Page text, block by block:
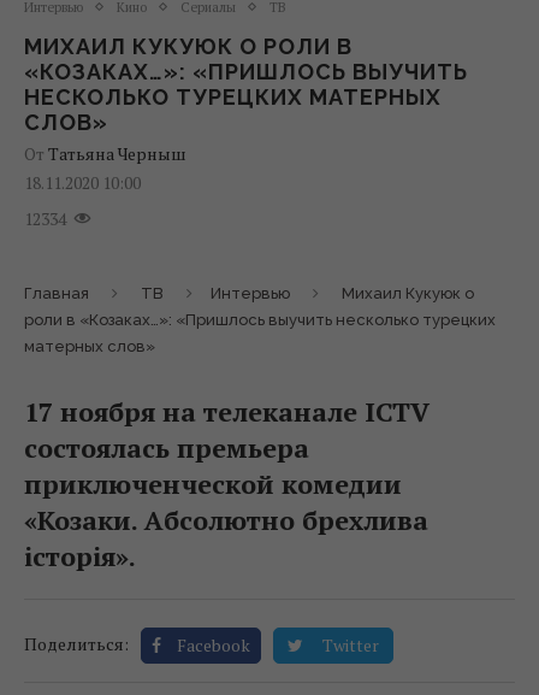
Интервью Кино Сериалы ТВ
МИХАИЛ КУКУЮК О РОЛИ В
«КОЗАКАХ…»: «ПРИШЛОСЬ ВЫУЧИТЬ
НЕСКОЛЬКО ТУРЕЦКИХ МАТЕРНЫХ
СЛОВ»
От Татьяна Черныш
18.11.2020 10:00
12334
Главная ТВ Интервью
Михаил Кукуюк о
роли в «Козаках…»: «Пришлось выучить несколько турецких
матерных слов»
17 ноября на телеканале ICTV
состоялась премьера
приключенческой комедии
«Козаки. Абсолютно брехлива
історія».
Поделиться: Facebook Twitter